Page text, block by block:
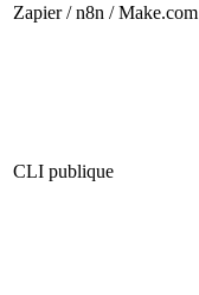
Zapier / n8n / Make.com
CLI publique